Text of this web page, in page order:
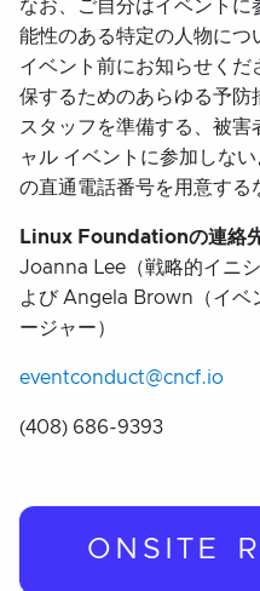
なお、ご自分はイベントに
能性のある特定の人物につ
イベント前にお知らせく
保するためのあらゆる予防
スタッフを準備する、被
ャル イベントに参加しな
の直通電話番号を用意する
Linux Foundationの連絡
Joanna Lee（戦略的イニ
よび Angela Brown（イベ
ージャー）
eventconduct@cncf.io
(408) 686-9393
ONSITE